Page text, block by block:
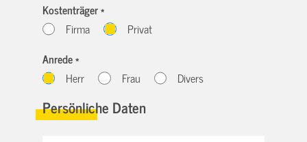
Kostenträger *
Firma
Privat
Anrede *
Herr
Frau Divers
Persönliche Daten